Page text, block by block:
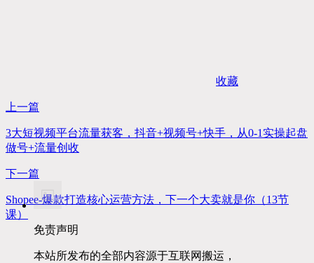
收藏
上一篇
3大短视频平台流量获客，抖音+视频号+快手，从0-1实操起盘
做号+流量创收
下一篇
Shopee-爆款打造核心运营方法，下一个大卖就是你（13节
课）
免责声明
本站所发布的全部内容源于互联网搬运，